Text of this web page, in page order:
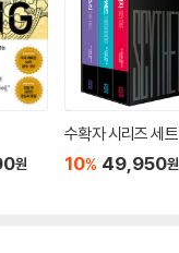
원
수확자 시리즈 세트
10% 49,950원